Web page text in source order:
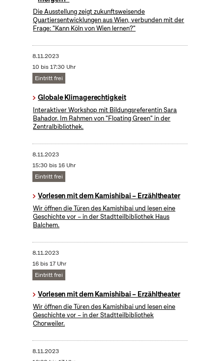
Die Ausstellung zeigt zukunftsweisende
Quartiersentwicklungen aus Wien, verbunden mit der
Frage: "Kann Köln von Wien lernen?"
8.11.2023
10 bis 17:30 Uhr
Eintritt frei
Globale Klimagerechtigkeit
Interaktiver Workshop mit Bildungsreferentin Sara
Bahador. Im Rahmen von "Floating Green" in der
Zentralbibliothek.
8.11.2023
15:30 bis 16 Uhr
Eintritt frei
Vorlesen mit dem Kamishibai – Erzähltheater
Wir öffnen die Türen des Kamishibai und lesen eine
Geschichte vor – in der Stadtteilbibliothek Haus
Balchem.
8.11.2023
16 bis 17 Uhr
Eintritt frei
Vorlesen mit dem Kamishibai – Erzähltheater
Wir öffnen die Türen des Kamishibai und lesen eine
Geschichte vor – in der Stadtteilbibliothek
Chorweiler.
8.11.2023